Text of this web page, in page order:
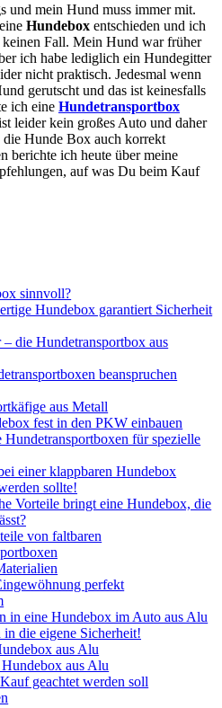
und mein Hund muss immer mit.
Hundebox entschieden und ich
keinen Fall. Mein Hund war früher
ich habe lediglich ein Hundegitter
nicht praktisch. Jedesmal wenn
gerutscht und das ist keinesfalls
ich eine Hundetransportbox
leider kein großes Auto und daher
Hunde Box auch korrekt
berichte ich heute über meine
auf was Du beim Kauf
sinnvoll?
Hundebox garantiert Sicherheit
die Hundetransportbox aus
beanspruchen
aus Metall
fest in den PKW einbauen
Hundetransportboxen für spezielle
einer klappbaren Hundebox
sollte!
Vorteile bringt eine Hundebox, die
von faltbaren
perfekt
in eine Hundebox im Auto aus Alu
die eigene Sicherheit!
aus Alu
aus Alu
geachtet werden soll